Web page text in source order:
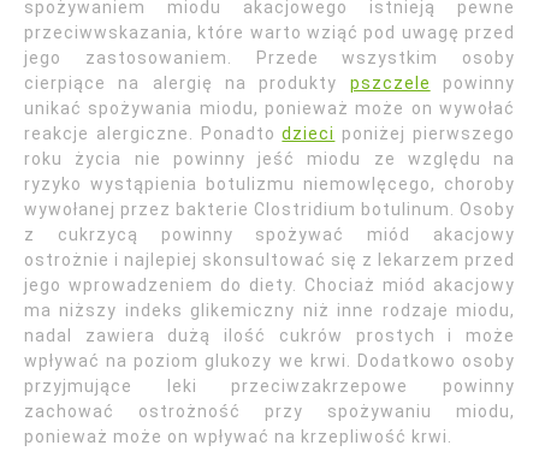
spożywaniem miodu akacjowego istnieją pewne
przeciwwskazania, które warto wziąć pod uwagę przed
jego zastosowaniem. Przede wszystkim osoby
cierpiące na alergię na produkty pszczele
powinny
unikać spożywania miodu, ponieważ może on wywołać
reakcje alergiczne. Ponadtodzieci poniżej pierwszego
roku życia nie powinny jeść miodu ze względu na
ryzyko wystąpienia botulizmu niemowlęcego, choroby
wywołanej przez bakterie Clostridium botulinum. Osoby
z cukrzycą powinny spożywać miód akacjowy
ostrożnie i najlepiej skonsultować się z lekarzem przed
jego wprowadzeniem do diety. Chociaż miód akacjowy
ma niższy indeks glikemiczny niż inne rodzaje miodu,
nadal zawiera dużą ilość cukrów prostych i może
wpływać na poziom glukozy we krwi. Dodatkowo osoby
przyjmujące leki przeciwzakrzepowe powinny
zachować ostrożność przy spożywaniu miodu,
ponieważ może on wpływać na krzepliwość krwi.